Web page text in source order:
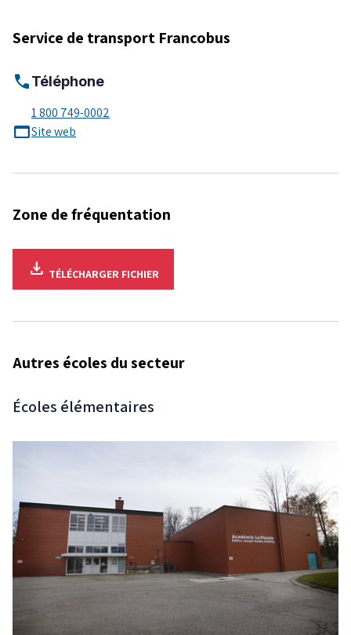
Service de transport Francobus
callTéléphone
1 800 749-0002
web_assetSite web
Zone de fréquentation
download TÉLÉCHARGER FICHIER
Autres écoles du secteur
Écoles élémentaires